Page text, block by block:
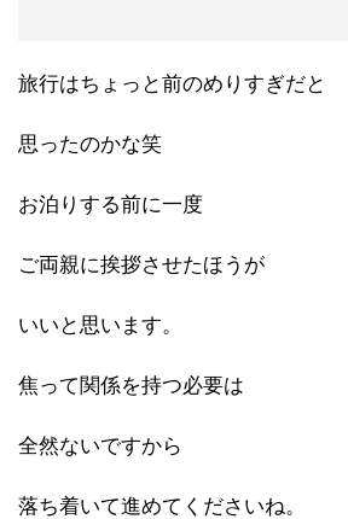
旅行はちょっと前のめりすぎだと
思ったのかな笑
お泊りする前に一度
ご両親に挨拶させたほうが
いいと思います。
焦って関係を持つ必要は
全然ないですから
落ち着いて進めてくださいね。